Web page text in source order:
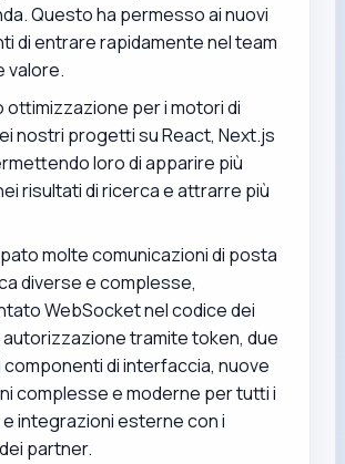
Questo ha permesso ai nuovi
di entrare rapidamente nel team
valore.
ottimizzazione per i motori di
nostri progetti su React, Next.js
loro di apparire più
risultati di ricerca e attrarre più
molte comunicazioni di posta
diverse e complesse,
WebSocket nel codice dei
tramite token, due
componenti di interfaccia, nuove
complesse e moderne per tutti i
integrazioni esterne con i
partner.